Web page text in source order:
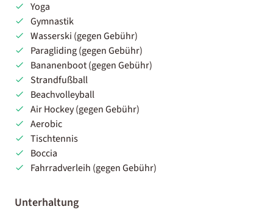
Yoga
Gymnastik
Wasserski (gegen Gebühr)
Paragliding (gegen Gebühr)
Bananenboot (gegen Gebühr)
Strandfußball
Beachvolleyball
Air Hockey (gegen Gebühr)
Aerobic
Tischtennis
Boccia
Fahrradverleih (gegen Gebühr)
Unterhaltung